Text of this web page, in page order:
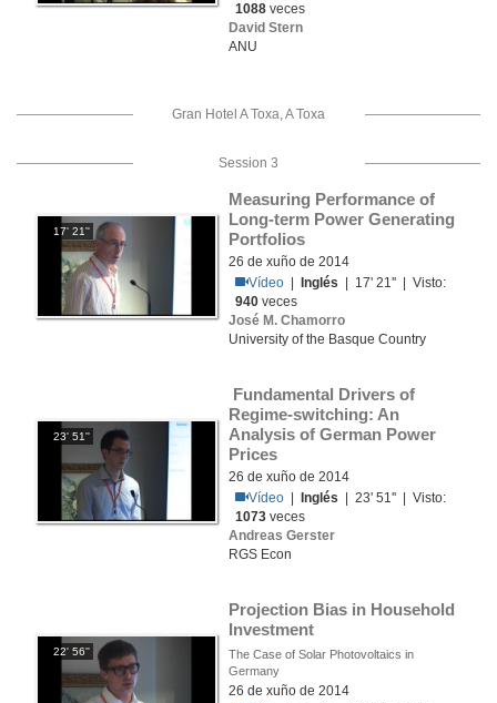
1088 veces
David Stern
ANU
Gran Hotel A Toxa, A Toxa
Session 3
17' 21''
Measuring Performance of
Long-term Power Generating
Portfolios
26 de xuño de 2014
Vídeo
Inglés | 17' 21'' | Visto:
940 veces
José M. Chamorro
University of the Basque Country
23' 51''
Regime-switching: An
Analysis of German Power
Prices
26 de xuño de 2014
Vídeo
Inglés | 23' 51'' | Visto:
1073 veces
Andreas Gerster
RGS Econ
22' 56''
Projection Bias in Household
Investment
The Case of Solar Photovoltaics in
Germany
26 de xuño de 2014